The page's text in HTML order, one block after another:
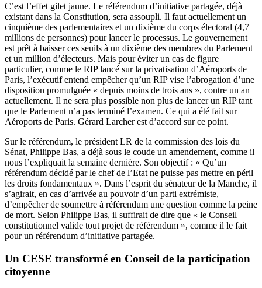
C’est l’effet gilet jaune. Le référendum d’initiative partagée, déjà
existant dans la Constitution, sera assoupli. Il faut actuellement un
cinquième des parlementaires et un dixième du corps électoral (4,7
millions de personnes) pour lancer le processus. Le gouvernement
est prêt à baisser ces seuils à un dixième des membres du Parlement
et un million d’électeurs. Mais pour éviter un cas de figure
particulier, comme le RIP lancé sur la privatisation d’Aéroports de
Paris, l’exécutif entend empêcher qu’un RIP vise l’abrogation d’une
disposition promulguée « depuis moins de trois ans », contre un an
actuellement. Il ne sera plus possible non plus de lancer un RIP tant
que le Parlement n’a pas terminé l’examen. Ce qui a été fait sur
Aéroports de Paris. Gérard Larcher est d’accord sur ce point.
Sur le référendum, le président LR de la commission des lois du
Sénat, Philippe Bas, a déjà sous le coude un amendement, comme il
nous l’expliquait la semaine dernière. Son objectif : « Qu’un
référendum décidé par le chef de l’Etat ne puisse pas mettre en péril
les droits fondamentaux ». Dans l’esprit du sénateur de la Manche, il
s’agirait, en cas d’arrivée au pouvoir d’un parti extrémiste,
d’empêcher de soumettre à référendum une question comme la peine
de mort. Selon Philippe Bas, il suffirait de dire que « le Conseil
constitutionnel valide tout projet de référendum », comme il le fait
pour un référendum d’initiative partagée.
Un CESE transformé en Conseil de la participation
citoyenne